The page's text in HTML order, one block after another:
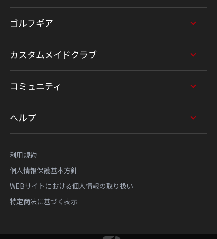
ゴルフギア
カスタムメイドクラブ
コミュニティ
ヘルプ
利用規約
個人情報保護基本方針
WEBサイトにおける個人情報の取り扱い
特定商法に基づく表示